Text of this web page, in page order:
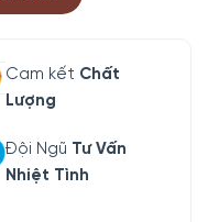
Cam kết Chất
Lượng
Đội Ngũ Tư Vấn
Nhiệt Tình